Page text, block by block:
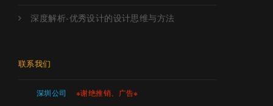
深度解析-优秀设计的设计思维与方法
联系我们
深圳公司 ※谢绝推销、广告※